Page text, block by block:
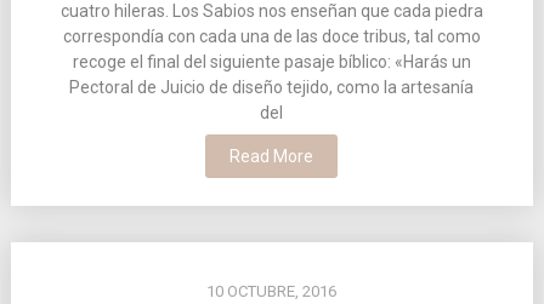
cuatro hileras. Los Sabios nos enseñan que cada piedra
correspondía con cada una de las doce tribus, tal como
recoge el final del siguiente pasaje bíblico: «Harás un
Pectoral de Juicio de diseño tejido, como la artesanía
del
Read More
10 OCTUBRE, 2016